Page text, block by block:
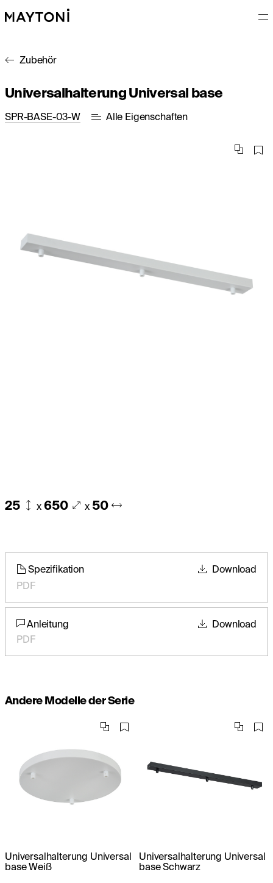
Zubehör
Universalhalterung Universal base
SPR-BASE-03-W Alle Eigenschaften
25 x650 x 50
Spezifikation
PDF
Download
Anleitung
PDF
Download
Andere Modelle der Serie
Universalhalterung Universal
base Weiß
Universalhalterung Universal
base Schwarz